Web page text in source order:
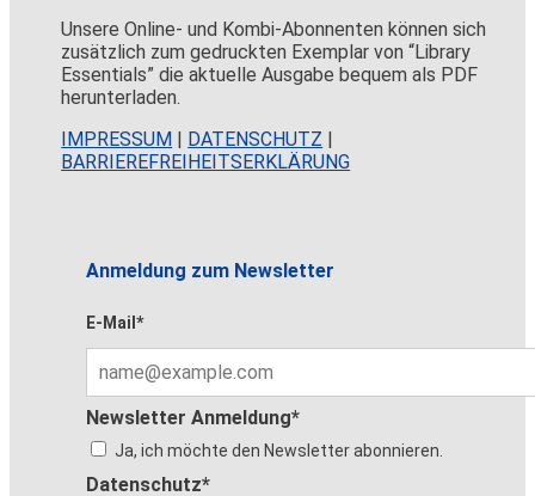
Unsere Online- und Kombi-Abonnenten können sich
zusätzlich zum gedruckten Exemplar von “Library
Essentials” die aktuelle Ausgabe bequem als PDF
herunterladen.
IMPRESSUM | DATENSCHUTZ |
BARRIEREFREIHEITSERKLÄRUNG
Anmeldung zum Newsletter
E-Mail*
Newsletter Anmeldung*
Ja, ich möchte den Newsletter abonnieren.
Datenschutz*